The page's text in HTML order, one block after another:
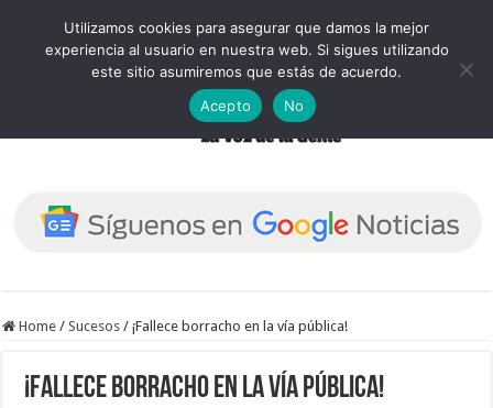
Home / Sucesos / ¡Fallece borracho en la vía pública!
¡Fallece borracho en la vía pública!
Utilizamos cookies para asegurar que damos la mejor
experiencia al usuario en nuestra web. Si sigues utilizando
este sitio asumiremos que estás de acuerdo.
Acepto
No